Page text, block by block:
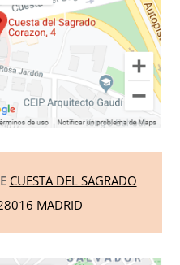
CUESTA DEL SAGRADO
MADRID